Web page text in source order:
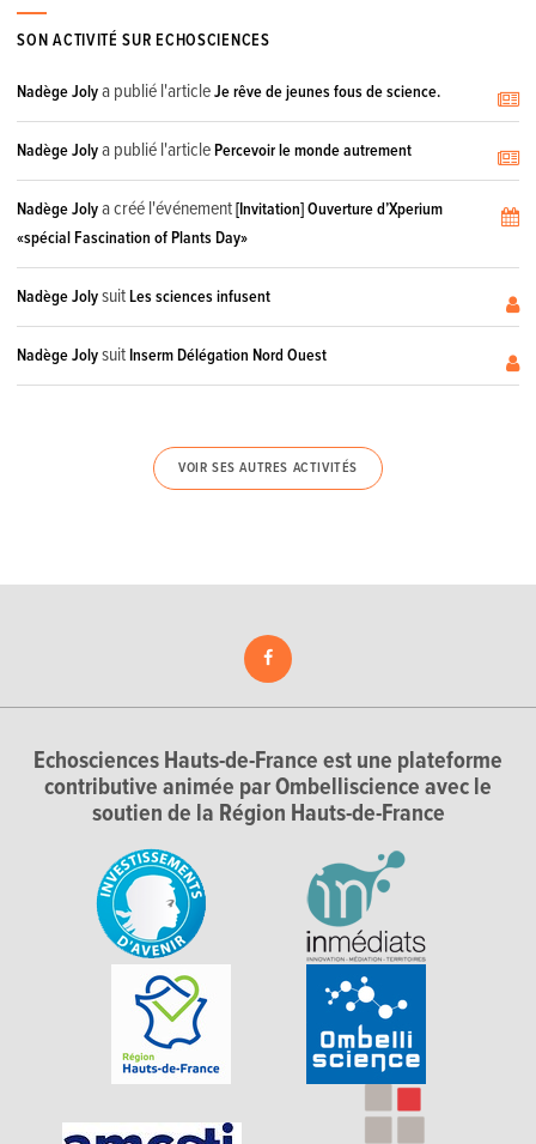
SON ACTIVITÉ SUR ECHOSCIENCES
Nadège Jolya publié l'articleJe rêve de jeunes fous de science.
Nadège Jolya publié l'articlePercevoir le monde autrement
Nadège Jolya créé l'événement[Invitation] Ouverture d’Xperium
«spécial Fascination of Plants Day»
Nadège JolysuitLes sciences infusent
Nadège JolysuitInserm Délégation Nord Ouest
VOIR SES AUTRES ACTIVITÉS
Echosciences Hauts-de-France est une plateforme
contributive animée par Ombelliscience avec le
soutien de la Région Hauts-de-France